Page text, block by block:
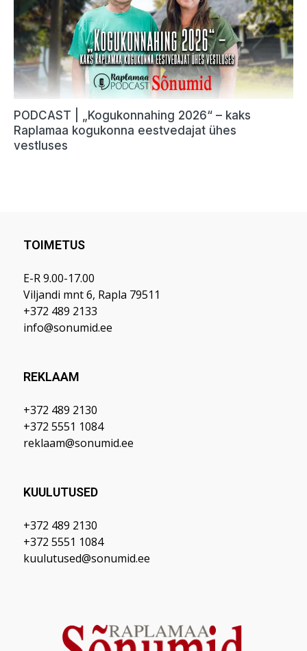
TOIMETUS
E-R 9.00-17.00
Viljandi mnt 6, Rapla 79511
+372 489 2133
info@sonumid.ee
REKLAAM
+372 489 2130
+372 5551 1084
reklaam@sonumid.ee
KUULUTUSED
+372 489 2130
+372 5551 1084
kuulutused@sonumid.ee